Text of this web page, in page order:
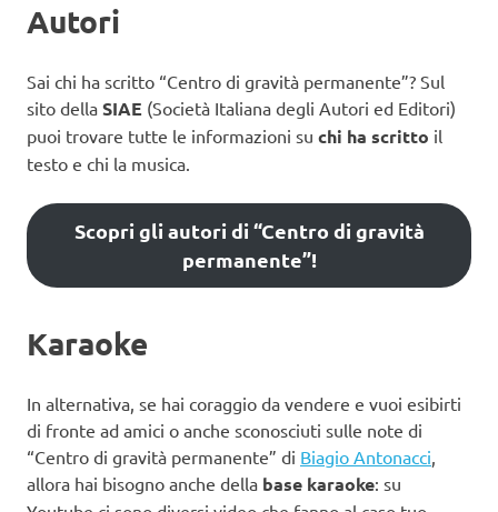
Autori
Sai chi ha scritto “Centro di gravità permanente”? Sul
sito della SIAE (Società Italiana degli Autori ed Editori)
puoi trovare tutte le informazioni su chi ha scritto il
testo e chi la musica.
Scopri gli autori di “Centro di gravità
permanente”!
Karaoke
In alternativa, se hai coraggio da vendere e vuoi esibirti
di fronte ad amici o anche sconosciuti sulle note di
“Centro di gravità permanente” di Biagio Antonacci
allora hai bisogno anche della base karaoke: su